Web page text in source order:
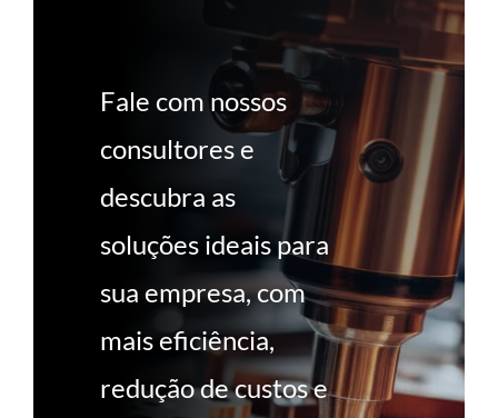
Fale com nossos
consultores e
descubra as
soluções ideais para
sua empresa, com
mais eficiência,
redução de custos e